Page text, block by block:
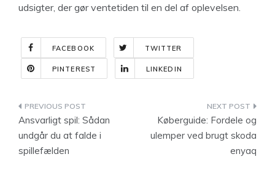
udsigter, der gør ventetiden til en del af oplevelsen.
FACEBOOK TWITTER
PINTEREST LINKEDIN
Indlægsnavigation
Ansvarligt spil: Sådan
undgår du at falde i
spillefælden
Køberguide: Fordele og
ulemper ved brugt skoda
enyaq